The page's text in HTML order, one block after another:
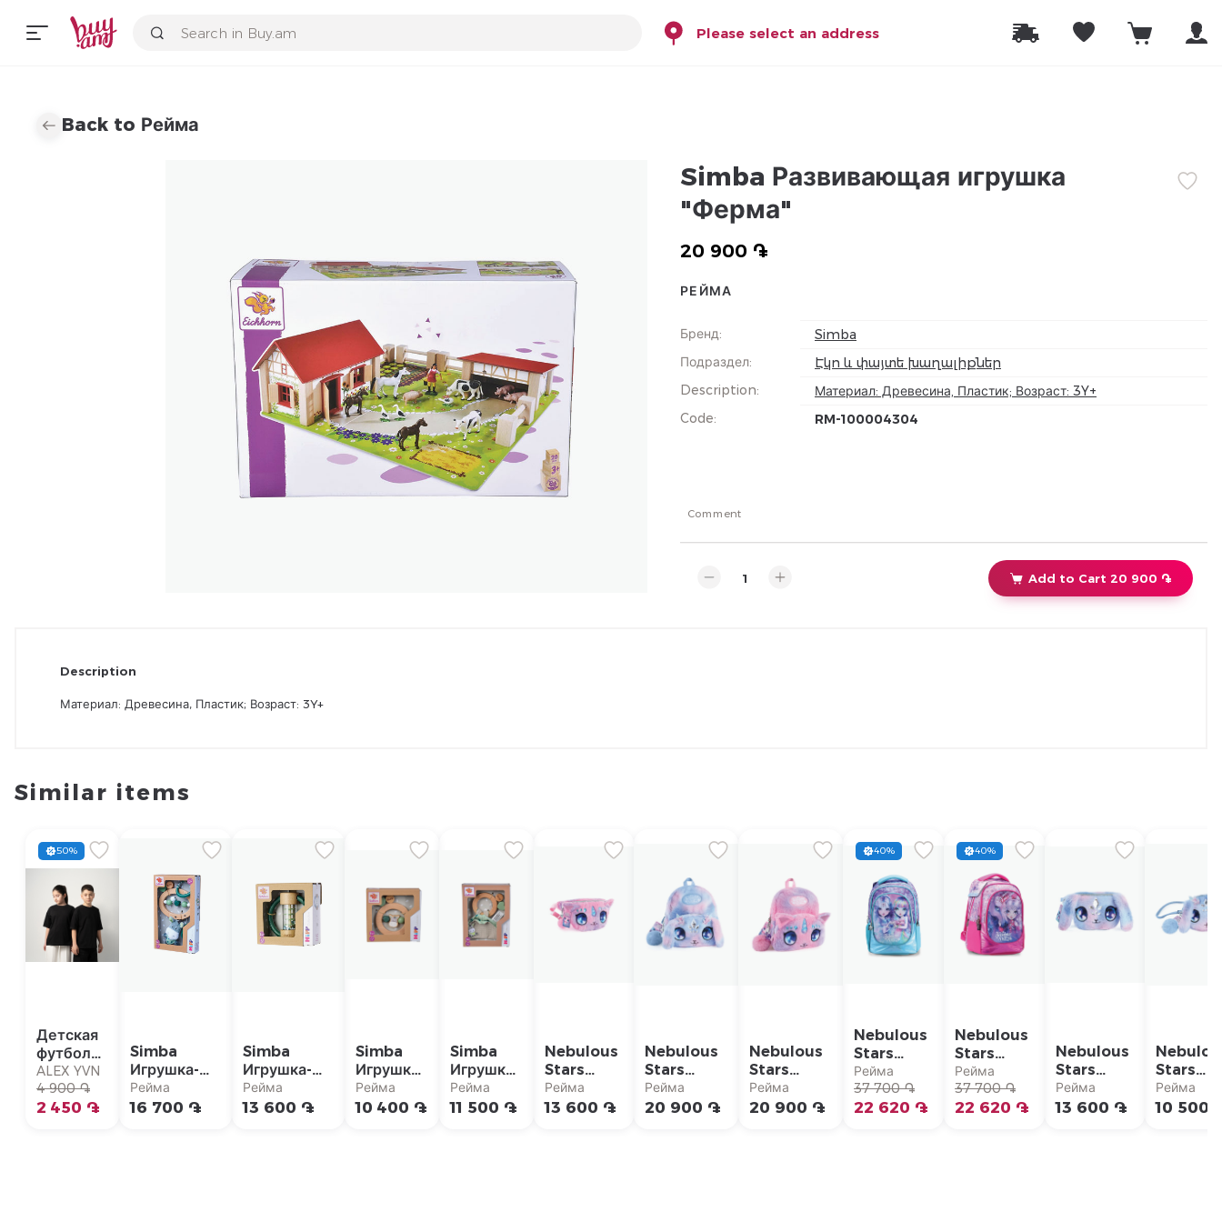
Please select an address
Back to Рейма
Simba Развивающая игрушка
"Ферма"
20 900 ֏
РЕЙМА
Бренд:
Simba
Подраздел:
Էկո և փայտե խաղալիքներ
Description:
Материал: Древесина, Пластик; Возраст: 3Y+
Code: RM-100004304
Comment
Add to Cart 20 900 ֏
Description
Материал: Древесина, Пластик; Возраст: 3Y+
Similar items
50%
Детская
футболка
с
коротким
рукавом
ALEX YVN
4 900 ֏
2 450 ֏
Simba
Игрушка-
погремушка
Рейма
16 700 ֏
Simba
Игрушка-
погремушка
Рейма
13 600 ֏
Simba
Игрушка
для
развития
Рейма
10 400 ֏
Simba
Игрушка
для
развития
Рейма
11 500 ֏
Nebulous
Stars
Плюшевая
поясная
Рейма
13 600 ֏
Nebulous
Stars
Плюшевый
рюкзак
Рейма
20 900 ֏
Nebulous
Stars
Плюшевый
рюкзак
Рейма
20 900 ֏
40%
Nebulous
Stars
Школьный
рюкзак
для
Рейма
37 700 ֏
22 620 ֏
40%
Nebulous
Stars
Школьный
рюкзак
для
Рейма
37 700 ֏
22 620 ֏
Nebulous
Stars
Плюшевая
поясная
Рейма
13 600 ֏
Stars
кошелек
Рейма
10 500